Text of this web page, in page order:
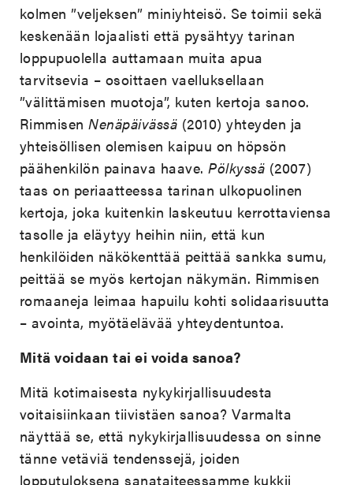
kolmen ”veljeksen” miniyhteisö. Se toimii sekä
keskenään lojaalisti että pysähtyy tarinan
loppupuolella auttamaan muita apua
tarvitsevia – osoittaen vaelluksellaan
”välittämisen muotoja”, kuten kertoja sanoo.
RimmisenNenäpäivässä (2010) yhteyden ja
yhteisöllisen olemisen kaipuu on höpsön
päähenkilön painava haave.Pölkyssä (2007)
taas on periaatteessa tarinan ulkopuolinen
kertoja, joka kuitenkin laskeutuu kerrottaviensa
tasolle ja eläytyy heihin niin, että kun
henkilöiden näkökenttää peittää sankka sumu,
peittää se myös kertojan näkymän. Rimmisen
romaaneja leimaa hapuilu kohti solidaarisuutta
– avointa, myötäelävää yhteydentuntoa.
Mitä voidaan tai ei voida sanoa?
Mitä kotimaisesta nykykirjallisuudesta
voitaisiinkaan tiivistäen sanoa? Varmalta
näyttää se, että nykykirjallisuudessa on sinne
tänne vetäviä tendenssejä, joiden
lopputuloksena sanataiteessamme kukkii